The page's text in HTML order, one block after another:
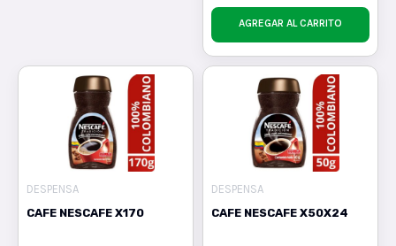
AGREGAR AL CARRITO
DESPENSA
CAFE NESCAFE X170
DESPENSA
CAFE NESCAFE X50X24